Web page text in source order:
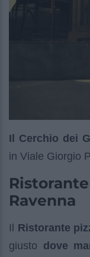
Il Cerchio dei
in Viale Giorgio
Ravenna
Il Ristorante
giusto dove